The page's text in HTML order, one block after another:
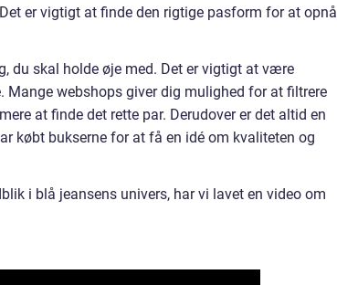
er vigtigt at finde den rigtige pasform for at opnå
du skal holde øje med. Det er vigtigt at være
webshops giver dig mulighed for at filtrere
at finde det rette par. Derudover er det altid en
købt bukserne for at få en idé om kvaliteten og
i blå jeansens univers, har vi lavet en video om